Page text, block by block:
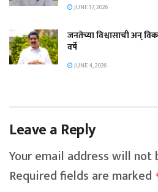
JUNE 17, 2026
जनतेच्या विश्वासाची अन्
वर्षे
JUNE 4, 2026
Leave a Reply
Your email address will not
Required fields are marked